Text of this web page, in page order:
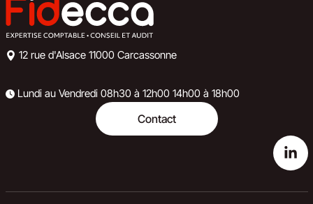
12 rue d'Alsace 11000 Carcassonne
Lundi au Vendredi 08h30 à 12h00 14h00 à 18h00
Contact